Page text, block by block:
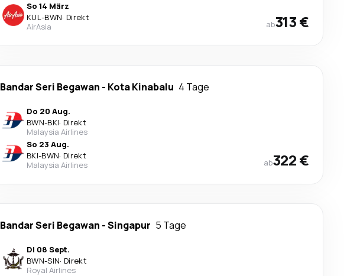
So 14 März
KUL-BWN· Direkt
AirAsia
ab313 €
Bandar Seri Begawan - Kota Kinabalu 4 Tage
Do 20 Aug.
BWN-BKI· Direkt
Malaysia Airlines
So 23 Aug.
BKI-BWN· Direkt
Malaysia Airlines
ab322 €
Bandar Seri Begawan -Singapur 5 Tage
Di 08 Sept.
BWN-SIN· Direkt
Royal Airlines